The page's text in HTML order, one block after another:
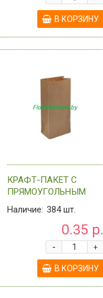
В КОРЗИНУ
КРАФТ-ПАКЕТ С
ПРЯМОУГОЛЬНЫМ
ДНОМ, 29 СМ Х 18 СМ
Х 12 СМ, 0 - В
АССОРТИМЕНТЕ
Наличие: 384шт.
0.35 р.
+
-
В КОРЗИНУ